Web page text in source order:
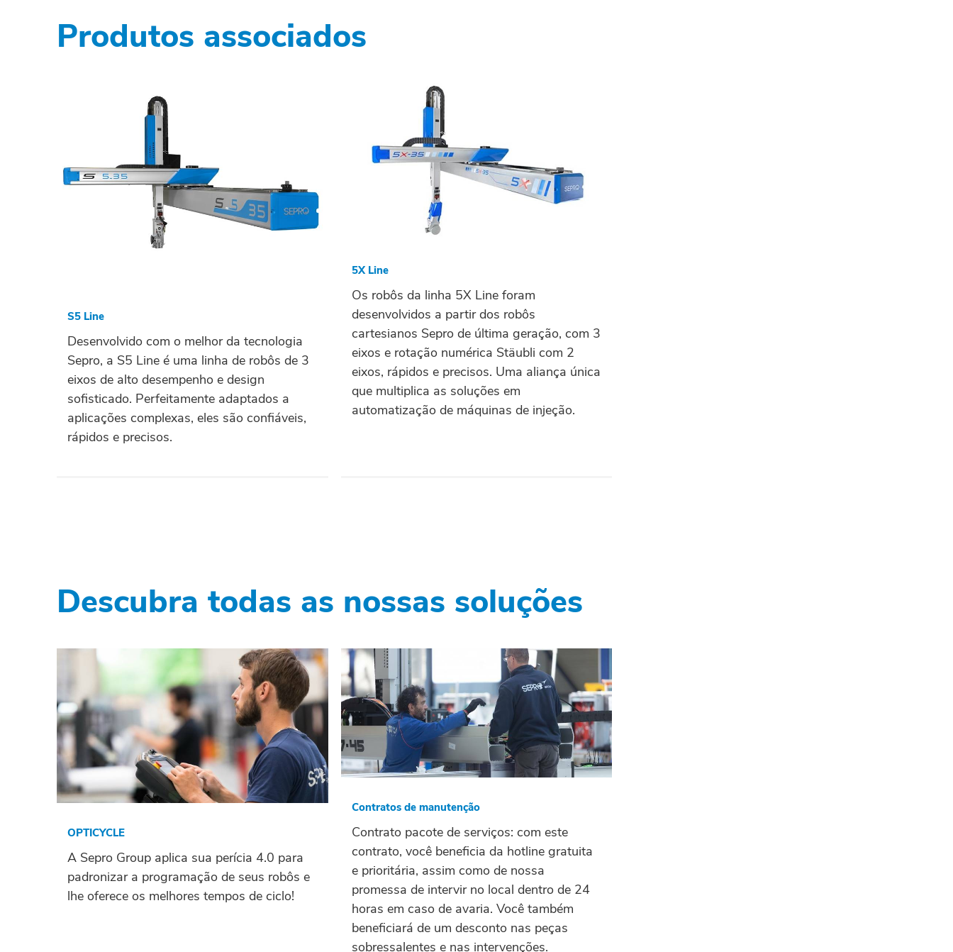
Produtos associados
S5 Line
Desenvolvido com o melhor da tecnologia
Sepro, a S5 Line é uma linha de robôs de 3
eixos de alto desempenho e design
sofisticado. Perfeitamente adaptados a
aplicações complexas, eles são confiáveis,
rápidos e precisos.
5X Line
Os robôs da linha 5X Line foram
desenvolvidos a partir dos robôs
cartesianos Sepro de última geração, com 3
eixos e rotação numérica Stäubli com 2
eixos, rápidos e precisos. Uma aliança única
que multiplica as soluções em
automatização de máquinas de injeção.
Descubra todas as nossas soluções
OPTICYCLE
A Sepro Group aplica sua perícia 4.0 para
padronizar a programação de seus robôs e
lhe oferece os melhores tempos de ciclo!
Contratos de manutenção
Contrato pacote de serviços: com este
contrato, você beneficia da hotline gratuita
e prioritária, assim como de nossa
promessa de intervir no local dentro de 24
horas em caso de avaria. Você também
beneficiará de um desconto nas peças
sobressalentes e nas intervenções.